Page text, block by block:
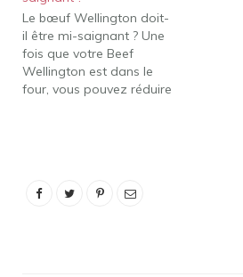
pouvez les mariner au
gingembre et à l'ail
quelques heures avant…
Le bœuf Wellington doit-
il être mi-saignant ? Une
fois que votre Beef
Wellington est dans le
four, vous pouvez réduire
à 400 degrés Fahrenheit.